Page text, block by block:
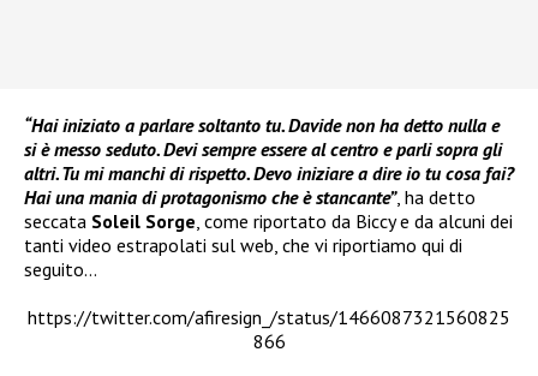
“Hai iniziato a parlare soltanto tu. Davide non ha detto nulla e
si è messo seduto. Devi sempre essere al centro e parli sopra gli
altri. Tu mi manchi di rispetto. Devo iniziare a dire io tu cosa fai?
Hai una mania di protagonismo che è stancante”, ha detto
seccata Soleil Sorge, come riportato da Biccy e da alcuni dei
tanti video estrapolati sul web, che vi riportiamo qui di
seguito…
https://twitter.com/afiresign_/status/1466087321560825
866